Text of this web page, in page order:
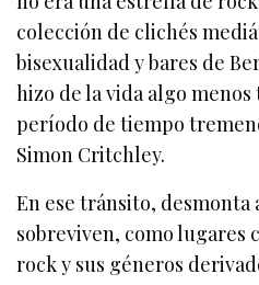
colección de clichés
bisexualidad y bares de
hizo de la vida algo
período de tiempo
Simon Critchley.
En ese tránsito, desmonta
sobreviven, como lugares
rock y sus géneros